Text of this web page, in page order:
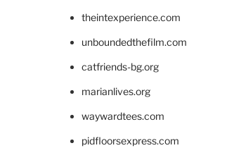
theintexperience.com
unboundedthefilm.com
catfriends-bg.org
marianlives.org
waywardtees.com
pidfloorsexpress.com